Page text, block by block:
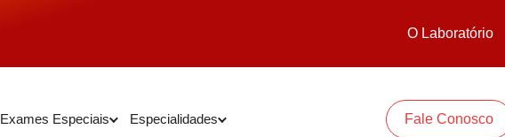
O Laboratório
Exames Especiais Especialidades Fale Conosco